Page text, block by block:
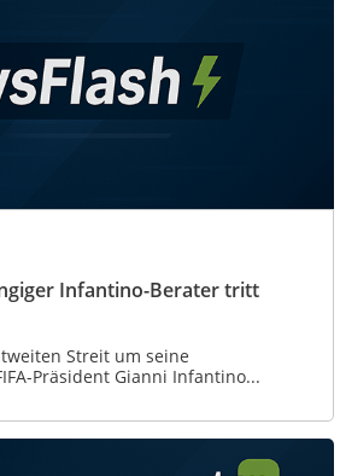
Infantino-Berater tritt
Streit um seine
Präsident Gianni Infantino...